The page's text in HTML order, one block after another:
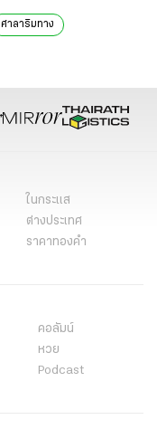
ศาลาริมทาง
ในกระแส
ต่างประเทศ
ราคาทองคำ
คอลัมน์
หวย
Podcast